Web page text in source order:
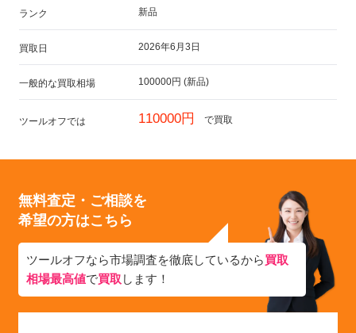
ランク 新品
買取日 2026年6月3日
一般的な買取相場 100000円 (新品)
ツールオフでは 110000円 で買取
無料査定・ご相談を
希望の方はこちら
ツールオフなら市場調査を徹底しているから買取
相場最高値で買取 します！